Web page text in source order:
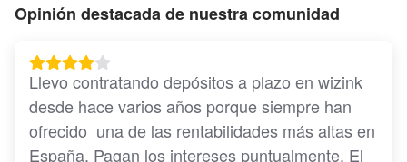
Opinión destacada de nuestra comunidad
Llevo contratando depósitos a plazo en wizink
desde hace varios años porque siempre han
ofrecido  una de las rentabilidades más altas en
España. Pagan los intereses puntualmente. El